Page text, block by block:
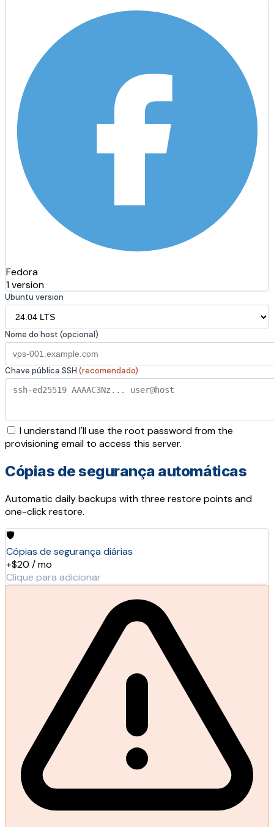
Fedora
1 version
Ubuntu version
Nome do host (opcional)
Chave pública SSH (recomendado)
I understand I'll use the root password from the
provisioning email to access this server.
Cópias de segurança automáticas
Automatic daily backups with three restore points and
one-click restore.
🛡️
Cópias de segurança diárias
+$20 / mo
Clique para adicionar